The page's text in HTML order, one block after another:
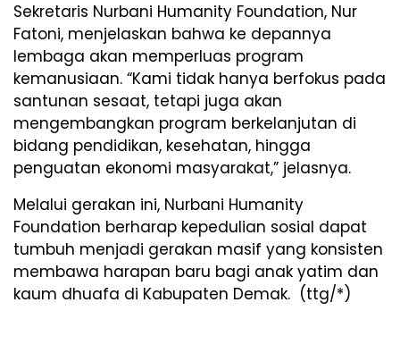
Sekretaris Nurbani Humanity Foundation, Nur
Fatoni, menjelaskan bahwa ke depannya
lembaga akan memperluas program
kemanusiaan. “Kami tidak hanya berfokus pada
santunan sesaat, tetapi juga akan
mengembangkan program berkelanjutan di
bidang pendidikan, kesehatan, hingga
penguatan ekonomi masyarakat,” jelasnya.
Melalui gerakan ini, Nurbani Humanity
Foundation berharap kepedulian sosial dapat
tumbuh menjadi gerakan masif yang konsisten
membawa harapan baru bagi anak yatim dan
kaum dhuafa di Kabupaten Demak. (ttg/*)